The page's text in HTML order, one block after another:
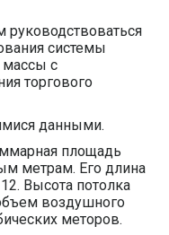
системы
с
торгового
данными.
площадь
метрам. Его длина
Высота потолка
воздушного
меторов.